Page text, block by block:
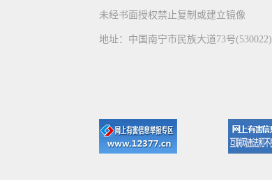
未经书面授权禁止复制或建立镜像
地址：中国南宁市民族大道73号(530022)